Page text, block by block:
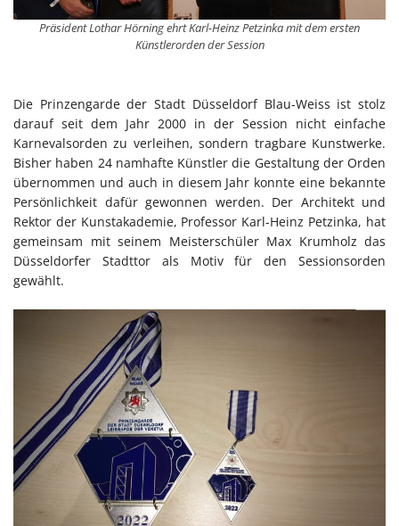
Präsident Lothar Hörning ehrt Karl-Heinz Petzinka mit dem ersten
Künstlerorden der Session
Die Prinzengarde der Stadt Düsseldorf Blau-Weiss ist stolz
darauf seit dem Jahr 2000 in der Session nicht einfache
Karnevalsorden zu verleihen, sondern tragbare Kunstwerke.
Bisher haben 24 namhafte Künstler die Gestaltung der Orden
übernommen und auch in diesem Jahr konnte eine bekannte
Persönlichkeit dafür gewonnen werden. Der Architekt und
Rektor der Kunstakademie, Professor Karl-Heinz Petzinka, hat
gemeinsam mit seinem Meisterschüler Max Krumholz das
Düsseldorfer Stadttor als Motiv für den Sessionsorden
gewählt.